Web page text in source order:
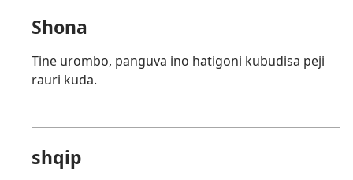
Shona
Tine urombo, panguva ino hatigoni kubudisa peji
rauri kuda.
shqip